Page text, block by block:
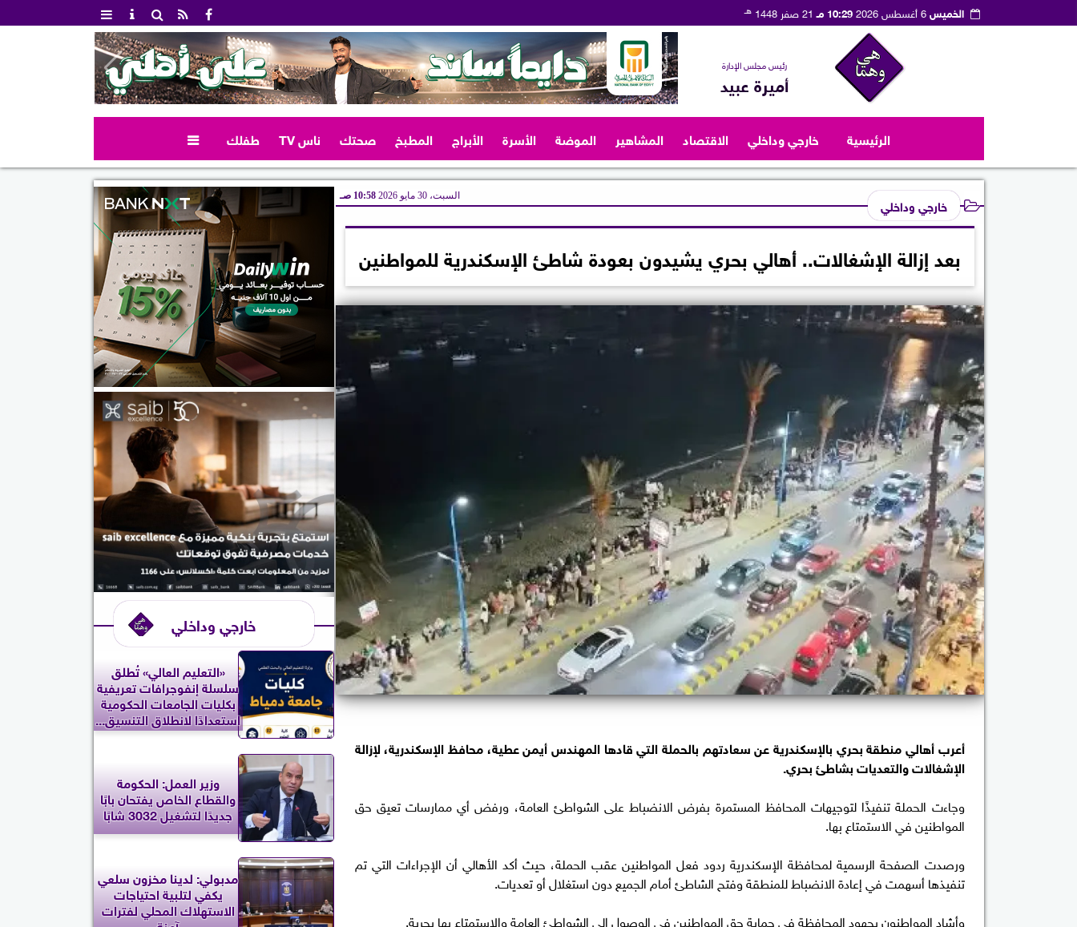
الخميس6 أغسطس 2026 10:29 مـ 21 صفر 1448 هـ
رئيس مجلس الإدارة
أميرة عبيد
الرئيسية خارجي وداخلي الاقتصاد المشاهير الموضة الأسرة الأبراج المطبخ صحتك ناس TV طفلك 
خارجي وداخلي السبت، 30 مايو 2026 10:58 صـ
بعد إزالة الإشغالات.. أهالي بحري يشيدون بعودة شاطئ الإسكندرية للمواطنين
أعرب أهالي منطقة بحري بالإسكندرية عن سعادتهم بالحملة التي قادها المهندس أيمن عطية، محافظ الإسكندرية، لإزالة
الإشغالات والتعديات بشاطئ بحري.
وجاءت الحملة تنفيذًا لتوجيهات المحافظ المستمرة بفرض الانضباط على الشواطئ العامة، ورفض أي ممارسات تعيق حق
المواطنين في الاستمتاع بها.
ورصدت الصفحة الرسمية لمحافظة الإسكندرية ردود فعل المواطنين عقب الحملة، حيث أكد الأهالي أن الإجراءات التي تم
تنفيذها أسهمت في إعادة الانضباط للمنطقة وفتح الشاطئ أمام الجميع دون استغلال أو تعديات.
وأشاد المواطنون بجهود المحافظة في حماية حق المواطنين في الوصول إلى الشواطئ العامة والاستمتاع بها بحرية.
خارجي وداخلي
«التعليم العالي» تُطلق
سلسلة إنفوجرافات تعريفية
بكليات الجامعات الحكومية
استعدادًا لانطلاق التنسيق...
وزير العمل: الحكومة
والقطاع الخاص يفتحان بابًا
جديدًا لتشغيل 3032 شابًا
مدبولي: لدينا مخزون سلعي
يكفي لتلبية احتياجات
الاستهلاك المحلي لفترات